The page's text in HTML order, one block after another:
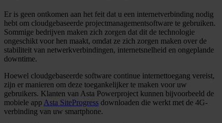
Er is geen ontkomen aan het feit dat u een internetverbinding nodig
hebt om cloudgebaseerde projectmanagementsoftware te gebruiken.
Sommige bedrijven maken zich zorgen dat dit de technologie
ongeschikt voor hen maakt, omdat ze zich zorgen maken over de
stabiliteit van netwerkverbindingen, internetsnelheid en ongeplande
downtime.
Hoewel cloudgebaseerde software continue internettoegang vereist,
zijn er manieren om deze toegankelijker te maken voor uw
gebruikers. Klanten van Asta Powerproject kunnen bijvoorbeeld de
mobiele app Asta SiteProgress downloaden die werkt met de 4G-
verbinding van uw smartphone.